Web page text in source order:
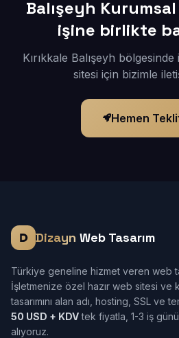
Balışeyh Kurumsal
işine birlikte
Kırıkkale Balışeyh
sitesi için bizimle
Hemen
Dizayn Web Tasarım
Türkiye geneline hizmet veren web
İşletmenize özel hazır web sitesi ve
tasarımını alan adı, hosting, SSL ve
50 USD + KDVtek fiyatla, 1-3 iş
alıyoruz.